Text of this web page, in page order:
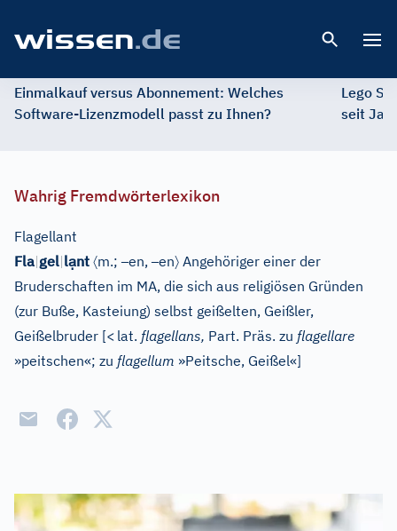
Einmalkauf versus Abonnement: Welches
Software-Lizenzmodell passt zu Ihnen?
Lego
seit
Wahrig Fremdwörterlexikon
Flagellant
Fla|gel|lạnt 〈m.;–en,–en〉 Angehöriger einer der
Bruderschaften im MA, die sich aus religiösen Gründen
(zur Buße, Kasteiung) selbst geißelten, Geißler,
Geißelbruder [< lat. flagellans, Part. Präs. zu flagellare
»peitschen«; zu flagellum »Peitsche, Geißel«]